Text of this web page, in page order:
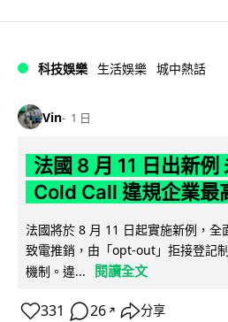
科技娛樂 生活娛樂 城中熱話
Vin 1 日
法國 8 月 11 日出新例
Cold Call 違規企業最
法國將於 8 月 11 日起實施新例，全
致電推銷，由「opt-out」拒接登記
機制。違...
閱讀全文
331 26 ↗ 分享